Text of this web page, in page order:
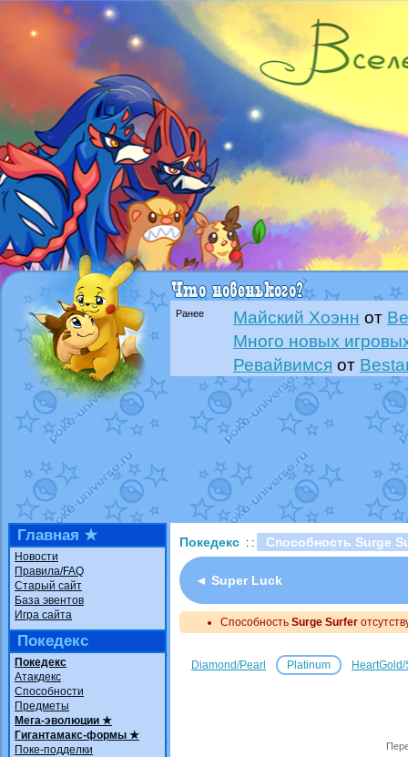
Ранее Майский Хоэнн от
Много новых
Ревайвимся от
Всё, трындец
Технические
доброе утро славяне
Йолда и Мимикью
от
Недовольный
The Dark Wishmaker
шадоу спиритомбот
траббишот
Raging Bolt
Shadow mismagius
художникотvicavica
Главная ★
Новости
Правила/FAQ
Старый сайт
База эвентов
Игра сайта
Покедекс
Покедекс
Атакдекс
Способности
Предметы
Мега-эволюции ★
Гигантамакс-формы ★
Поке-подделки
Покедекс : : Способность Surge
◄ Super Luck
Способность Surge Surfer
Diamond/Pearl Platinum